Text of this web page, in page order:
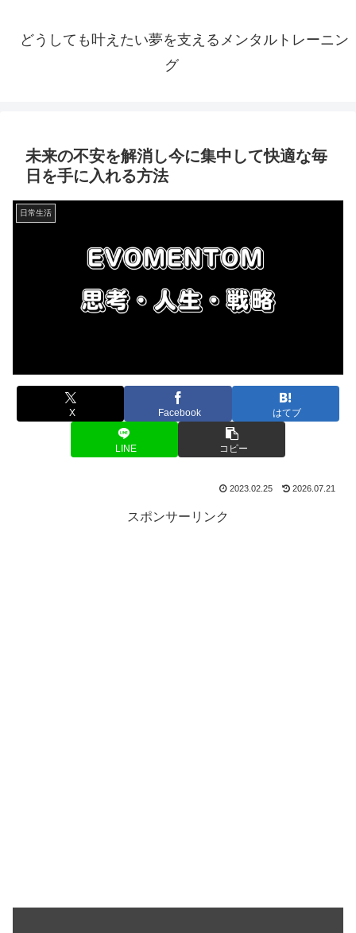
どうしても叶えたい夢を支えるメンタルトレーニン
グ
未来の不安を解消し今に集中して快適な毎
日を手に入れる方法
日常生活
X Facebook はてブ
LINE コピー
2023.02.25 2026.07.21
スポンサーリンク